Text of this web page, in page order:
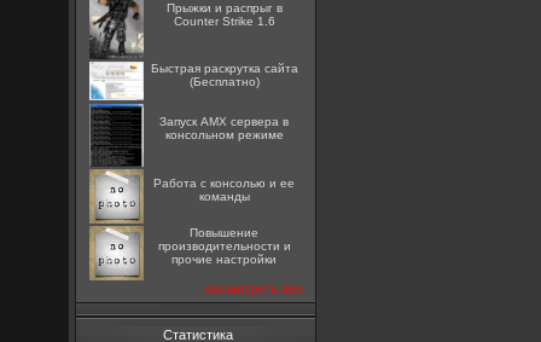
Прыжки и распрыг в
Counter Strike 1.6
Быстрая раскрутка сайта
(Бесплатно)
Запуск AMX сервера в
консольном режиме
Работа с консолью и ее
команды
Повышение
производительности и
прочие настройки
посмотреть все
Статистика